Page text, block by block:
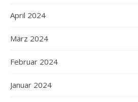
April 2024
März 2024
Februar 2024
Januar 2024